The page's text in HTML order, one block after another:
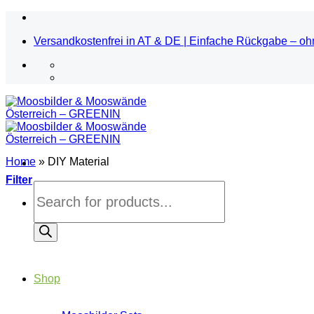
Zum
springenVersandkostenfrei in AT & DE | Einfache Rückgabe –
search
Shop
Home » DIY Material
Filter